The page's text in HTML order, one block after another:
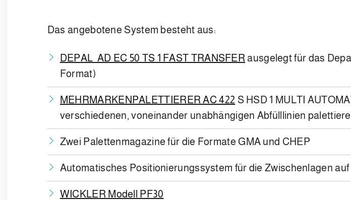
Das angebotene System besteht aus:
DEPAL AD EC 50 TS 1 FAST TRANSFER ausgelegt für das
Format)
MEHRMARKENPALETTIERER AC 422 S HSD 1 MULTI
verschiedenen, voneinander unabhängigen Abfülllinien
Zwei Palettenmagazine für die Formate GMA und CHEP
Automatisches Positionierungssystem für die Zwischenlagen
WICKLER Modell PF30